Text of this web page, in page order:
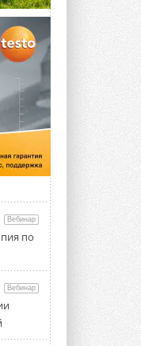
PV/T
в
...
с
Вебинар
по
Вебинар